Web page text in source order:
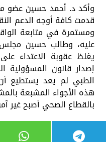
وأكد د. أحمد حسين عضو
قدمت كافة أوجه الدعم
ومستمرة في متابعة
عليه، وطالب حسين
يغلظ عقوبة الاعتداء
إصدار قانون المسؤولية
الطبي لم يعد يستطيع
هذه الأجواء المشبعة
بالقطاع الصحي أصبح غير